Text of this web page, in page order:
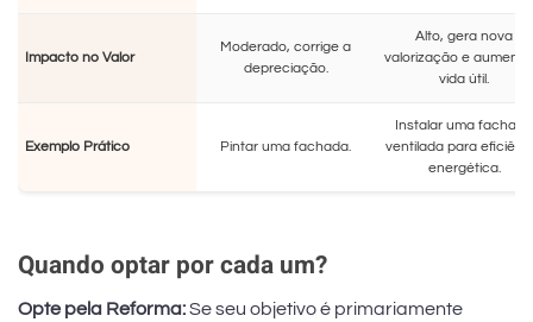
Impacto no Valor
Moderado, corrige a
depreciação.
Alto, gera nova
valorização e
vida útil.
Exemplo Prático Pintar uma fachada.
Instalar uma fachada
ventilada para
energética.
Quando optar por cada um?
Opte pela Reforma:Se seu objetivo é primariamente